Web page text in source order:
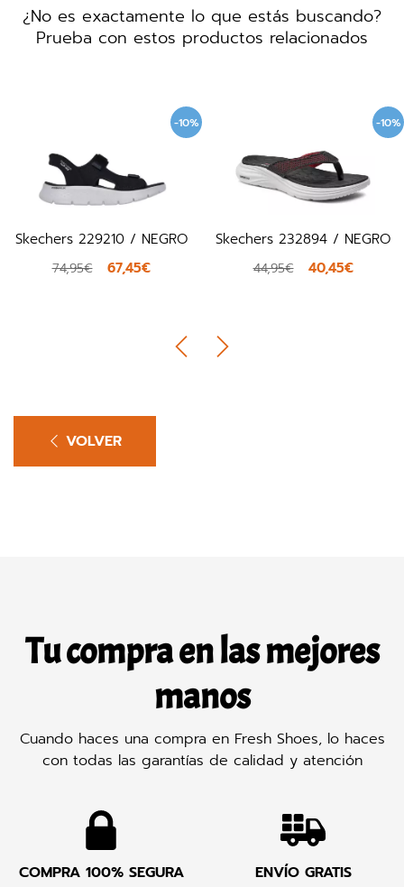
¿No es exactamente lo que estás buscando?
Prueba con estos productos relacionados
-10%
Skechers 229210 / NEGRO
74,95€ 67,45€
-10%
Skechers 232894 / NEGRO
44,95€ 40,45€
VOLVER
Tu compra en las mejores
manos
Cuando haces una compra en Fresh Shoes, lo haces
con todas las garantías de calidad y atención
COMPRA 100% SEGURA ENVÍO GRATIS